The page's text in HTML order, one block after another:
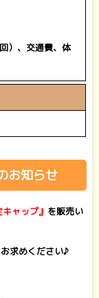
）、交通費、体
お知らせ
キャップ』 を販売い
求めください♪